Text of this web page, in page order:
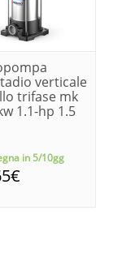
verticale
trifase mk
1.1-hp 1.5
in 5/10gg